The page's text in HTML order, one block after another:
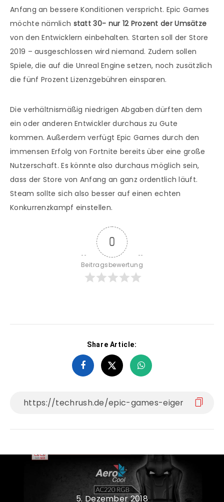
Anfang an bessere Konditionen verspricht. Epic Games
möchte nämlich statt 30- nur 12 Prozent der Umsätze
von den Entwicklern einbehalten. Starten soll der Store
2019 – ausgeschlossen wird niemand. Zudem sollen
Spiele, die auf die Unreal Engine setzen, noch zusätzlich
die fünf Prozent Lizenzgebühren einsparen.
Die verhältnismäßig niedrigen Abgaben dürften dem
ein oder anderen Entwickler durchaus zu Gute
kommen. Außerdem verfügt Epic Games durch den
immensen Erfolg von Fortnite bereits über eine große
Nutzerschaft. Es könnte also durchaus möglich sein,
dass der Store von Anfang an ganz ordentlich läuft.
Steam sollte sich also besser auf einen echten
Konkurrenzkampf einstellen.
0
Beitragsbewertung
Share Article:
5. Dezember 2018